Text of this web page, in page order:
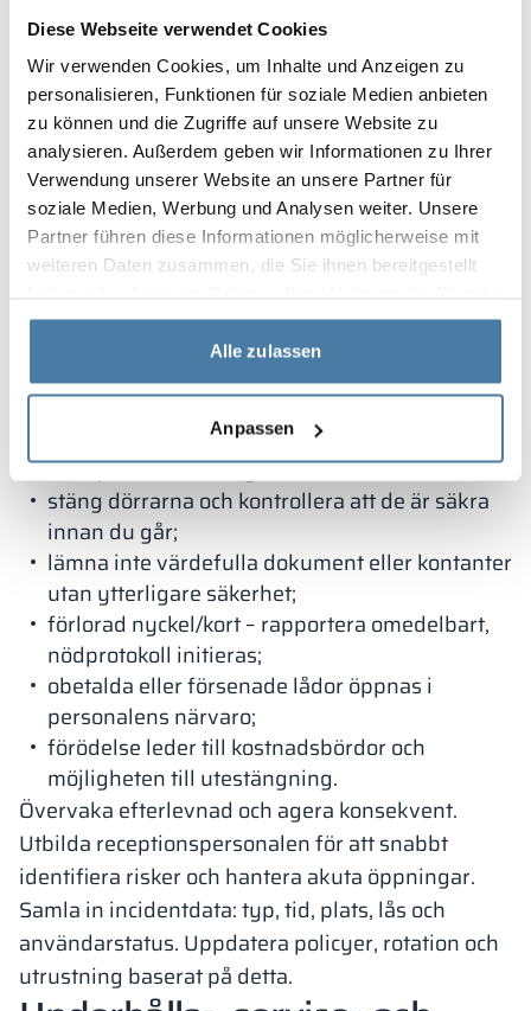
Diese Webseite verwendet Cookies
Wir verwenden Cookies, um Inhalte und Anzeigen zu
personalisieren, Funktionen für soziale Medien anbieten
zu können und die Zugriffe auf unsere Website zu
analysieren. Außerdem geben wir Informationen zu Ihrer
Verwendung unserer Website an unsere Partner für
soziale Medien, Werbung und Analysen weiter. Unsere
Partner führen diese Informationen möglicherweise mit
weiteren Daten zusammen, die Sie ihnen bereitgestellt
gesammelt haben.
Alle zulassen
Anpassen
säkerhet. Tydliga regler minskar tvister, snabbar
upp omsättningen och minskar fel. Att utse
kortsiktiga, medellångsiktiga och långsiktiga
lagringszoner fungerar bra. Implementera en
kontrollpunkt: snabba ronder vid fasta tider och
åtgärda avvikelser.
Innan du trycker upp regler och skyltar,
kontrollera dem med receptionen och
kommandon, korta piktogram och zonfärger för att
undvika att personalen behöver förklara reglerna
för varje användare:
använd endast avsedda skåp, blockera inte
flera platser samtidigt;
stäng dörrarna och kontrollera att de är säkra
innan du går;
lämna inte värdefulla dokument eller kontanter
utan ytterligare säkerhet;
förlorad nyckel/kort – rapportera omedelbart,
nödprotokoll initieras;
obetalda eller försenade lådor öppnas i
personalens närvaro;
förödelse leder till kostnadsbördor och
möjligheten till utestängning.
Övervaka efterlevnad och agera konsekvent.
Utbilda receptionspersonalen för att snabbt
identifiera risker och hantera akuta öppningar.
Samla in incidentdata: typ, tid, plats, lås och
användarstatus. Uppdatera policyer, rotation och
utrustning baserat på detta.